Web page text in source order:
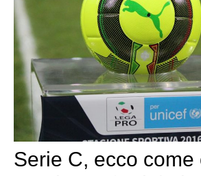
Serie C, ecco come